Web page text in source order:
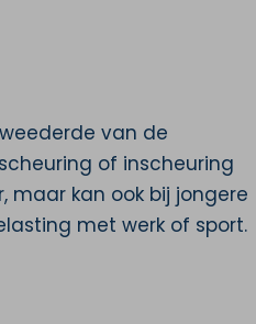
van de
of inscheuring
kan ook bij jongere
met werk of sport.